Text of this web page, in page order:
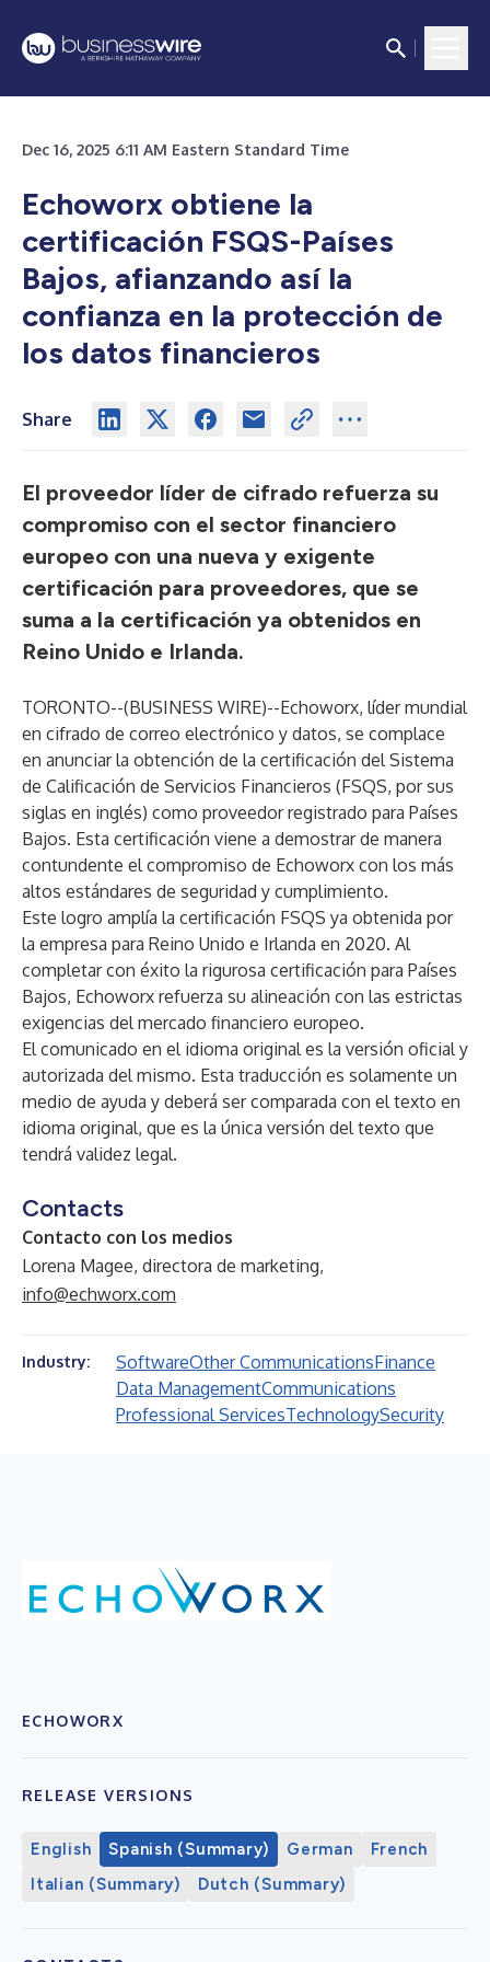
Dec 16, 2025 6:11 AM Eastern Standard Time
Echoworx obtiene la
certificación FSQS-Países
Bajos, afianzando así la
confianza en la protección de
los datos financieros
Share
El proveedor líder de cifrado refuerza su
compromiso con el sector financiero
europeo con una nueva y exigente
certificación para proveedores, que se
suma a la certificación ya obtenidos en
Reino Unido e Irlanda.
TORONTO--(BUSINESS WIRE)--Echoworx, líder mundial
en cifrado de correo electrónico y datos, se complace
en anunciar la obtención de la certificación del Sistema
de Calificación de Servicios Financieros (FSQS, por sus
siglas en inglés) como proveedor registrado para Países
Bajos. Esta certificación viene a demostrar de manera
contundente el compromiso de Echoworx con los más
altos estándares de seguridad y cumplimiento.
Este logro amplía la certificación FSQS ya obtenida por
la empresa para Reino Unido e Irlanda en 2020. Al
completar con éxito la rigurosa certificación para Países
Bajos, Echoworx refuerza su alineación con las estrictas
exigencias del mercado financiero europeo.
El comunicado en el idioma original es la versión oficial y
autorizada del mismo. Esta traducción es solamente un
medio de ayuda y deberá ser comparada con el texto en
idioma original, que es la única versión del texto que
tendrá validez legal.
Contacts
Contacto con los medios
Lorena Magee, directora de marketing,
info@echworx.com
Industry: SoftwareOther CommunicationsFinance
Data ManagementCommunications
Professional ServicesTechnologySecurity
ECHOWORX
RELEASE VERSIONS
English Spanish (Summary) German
French
Italian (Summary)
Dutch (Summary)